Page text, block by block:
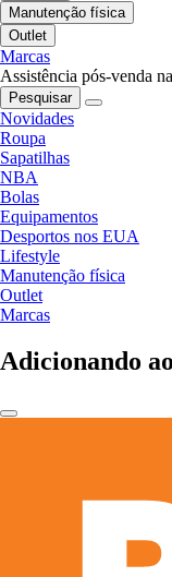
Manutenção física
Outlet
Marcas
Assistência pós-venda
Pesquisar
Novidades
Roupa
Sapatilhas
NBA
Bolas
Equipamentos
Desportos nos EUA
Lifestyle
Manutenção física
Outlet
Marcas
Adicionando